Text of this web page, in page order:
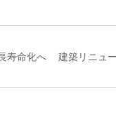
寿命化へ 建築リニュ